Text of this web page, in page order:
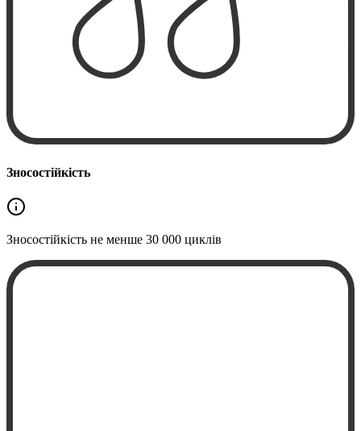
Зносостійкість
Зносостійкість не менше 30 000 циклів